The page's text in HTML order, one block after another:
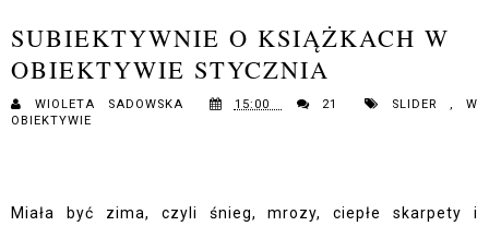
SUBIEKTYWNIE O KSIĄŻKACH W
OBIEKTYWIE STYCZNIA
WIOLETA SADOWSKA 15:00 21 SLIDER,W
OBIEKTYWIE
Miała być zima, czyli śnieg, mrozy, ciepłe skarpety i